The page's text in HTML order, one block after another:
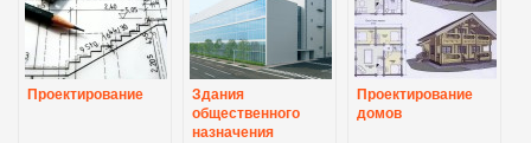
Проектирование
Здания
общественного
назначения
Проектирование
домов